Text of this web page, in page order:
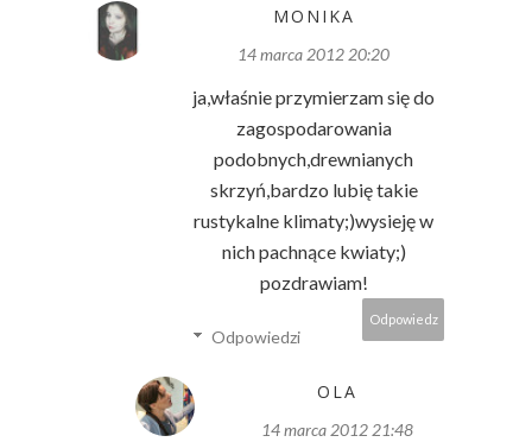
MONIKA
14 marca 2012 20:20
ja,właśnie przymierzam się do
zagospodarowania
podobnych,drewnianych
skrzyń,bardzo lubię takie
rustykalne klimaty;)wysieję w
nich pachnące kwiaty;)
pozdrawiam!
Odpowiedz
Odpowiedzi
OLA
14 marca 2012 21:48